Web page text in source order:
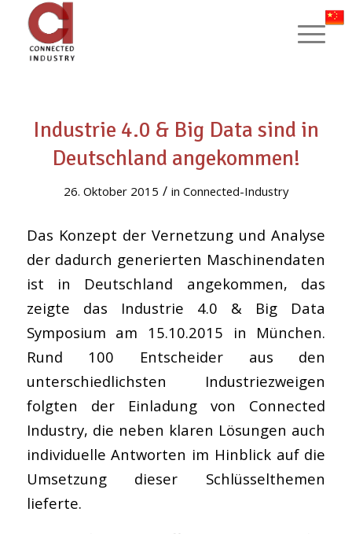
Industrie 4.0 & Big Data sind in
Deutschland angekommen!
26. Oktober 2015 / in Connected-Industry
Das Konzept der Vernetzung und Analyse
der dadurch generierten Maschinendaten
ist in Deutschland angekommen, das
zeigte das Industrie 4.0 & Big Data
Symposium am 15.10.2015 in München.
Rund 100 Entscheider aus den
unterschiedlichsten Industriezweigen
folgten der Einladung von Connected
Industry, die neben klaren Lösungen auch
individuelle Antworten im Hinblick auf die
Umsetzung dieser Schlüsselthemen
lieferte.